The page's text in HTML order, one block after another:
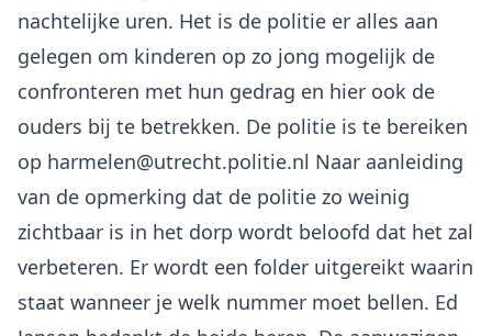
nachtelijke uren. Het is de politie er alles aan
gelegen om kinderen op zo jong mogelijk de
confronteren met hun gedrag en hier ook de
ouders bij te betrekken. De politie is te bereiken
op harmelen@utrecht.politie.nl Naar aanleiding
van de opmerking dat de politie zo weinig
zichtbaar is in het dorp wordt beloofd dat het zal
verbeteren. Er wordt een folder uitgereikt waarin
staat wanneer je welk nummer moet bellen. Ed